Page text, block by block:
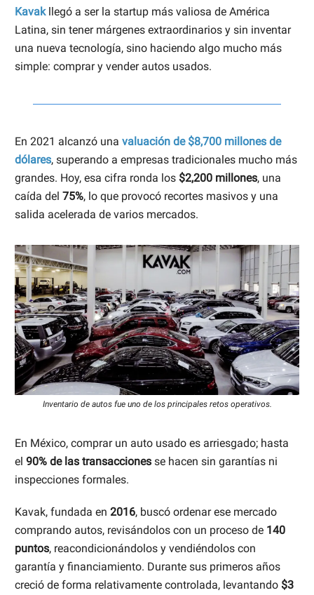
Kavakllegó a ser la startup más valiosa de América
Latina, sin tener márgenes extraordinarios y sin inventar
una nueva tecnología, sino haciendo algo mucho más
simple: comprar y vender autos usados.
En 2021 alcanzó una valuación de $8,700 millones de
dólares, superando a empresas tradicionales mucho más
grandes. Hoy, esa cifra ronda los $2,200 millones, una
caída del 75%, lo que provocó recortes masivos y una
salida acelerada de varios mercados.
Inventario de autos fue uno de los principales retos operativos.
En México, comprar un auto usado es arriesgado; hasta
el 90% de las transacciones se hacen sin garantías ni
inspecciones formales.
Kavak, fundada en 2016, buscó ordenar ese mercado
comprando autos, revisándolos con un proceso de 140
puntos, reacondicionándolos y vendiéndolos con
garantía y financiamiento. Durante sus primeros años
creció de forma relativamente controlada, levantando $3